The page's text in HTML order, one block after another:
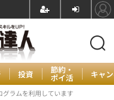
投資 節約・
ポイ活 キャ
ラムを利用しています